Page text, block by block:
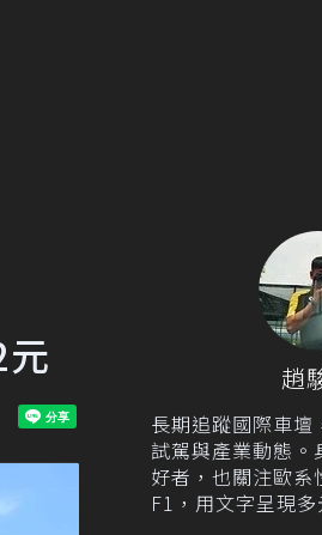
趙
長期追蹤國際車壇
試駕與產業動態。
好者，也關注歐系
F1，用文字呈現多